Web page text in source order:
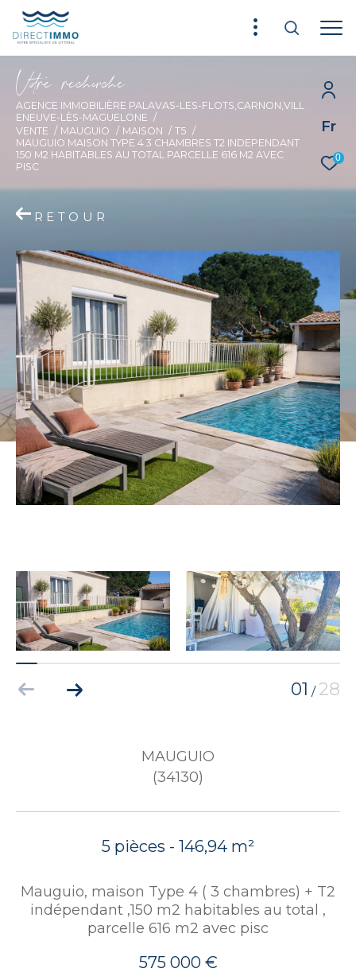
Fr
0
Vore recece
AGENCE IMMOBILIÈRE PALAVAS-LES-FLOTS,CARNON,VILL
ENEUVE-LÈS-MAGUELONE
VENTE
MAUGUIO MAISON
T5
MAUGUIO MAISON TYPE 4 3 CHAMBRES T2 INDEPENDANT
150 M2 HABITABLES AU TOTAL PARCELLE 616 M2 AVEC
PISC
RETOUR
01 / 28
MAUGUIO
(34130)
5 pièces - 146,94 m²
Mauguio, maison Type 4 ( 3 chambres) + T2
indépendant ,150 m2 habitables au total ,
parcelle 616 m2 avec pisc
575 000 €